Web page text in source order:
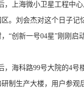
，上海微小卫星工程中心
区。刘会杰对这个日子记
“创新一号04星”刚刚 启
，海科路99号大院的4号
研制生产大楼， 用 户参观